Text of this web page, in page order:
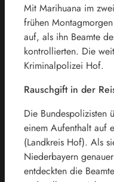
Mit Marihuana im
frühen
auf, als ihn Beamte
kontrollierten. Die
Kriminalpolizei Hof.
Rauschgift in der
Die Bundespolizisten
einem Aufenthalt auf
(Landkreis Hof). Als
Niederbayern
entdeckten die